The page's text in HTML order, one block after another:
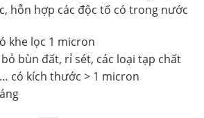
hỗn hợp các độc tố có trong nước
khe lọc 1 micron
bùn đất, rỉ sét, các loại tạp chất
có kích thước > 1 micron